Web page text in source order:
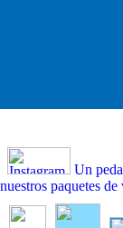
Un
nuestros paquetes de